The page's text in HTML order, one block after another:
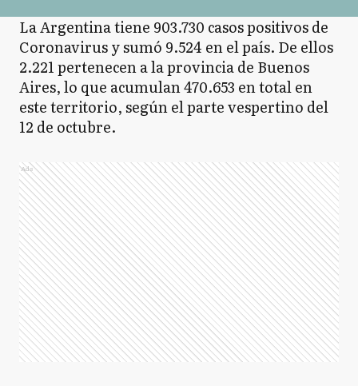
La Argentina tiene 903.730 casos positivos de
Coronavirus y sumó 9.524 en el país. De ellos
2.221 pertenecen a la provincia de Buenos
Aires, lo que acumulan 470.653 en total en
este territorio, según el parte vespertino del
12 de octubre.
Ads